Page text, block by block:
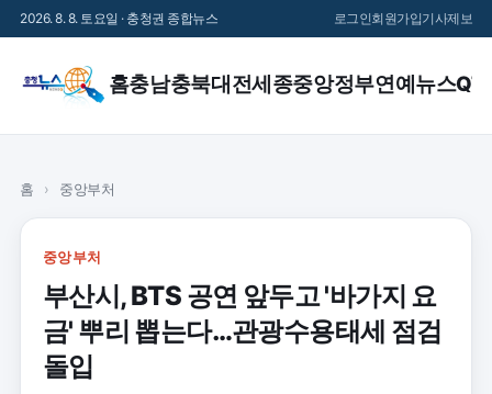
2026. 8. 8. 토요일 · 충청권 종합뉴스 로그인회원가입기사제보
홈충남충북대전세종중앙정부연예 뉴스
홈 › 중앙부처
중앙부처
부산시, BTS 공연 앞두고 '바가지 요
금' 뿌리 뽑는다…관광수용태세 점검
돌입